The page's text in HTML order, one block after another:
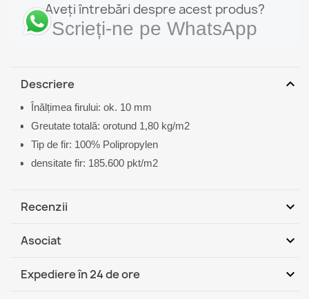
Aveți întrebări despre acest produs?
Scrieți-ne pe WhatsApp
Descriere expand_more
Înălțimea firului: ok. 10 mm
Greutate totală: orotund 1,80 kg/m2
Tip de fir: 100% Polipropylen
densitate fir: 185.600 pkt/m2
Recenzii expand_more
Asociat expand_more
Expediere în 24 de ore expand_more